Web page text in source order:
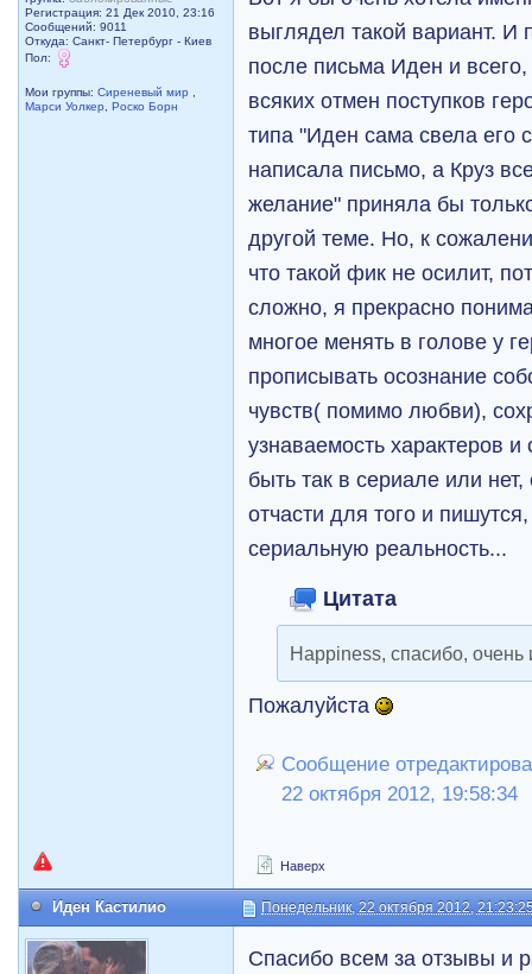
Регистрация: 21 Дек 2010, 23:16
Сообщений: 9011
Откуда: Санкт- Петербург - Киев
Пол:
Мои группы:Сиреневый мир
Марси Уолкер
,Роско Борн
выглядел такой вариант. И
после письма Иден и
всяких отмен поступков
типа "Иден сама свела
написала письмо, а Круз
желание" приняла бы
другой теме. Но, к
что такой фик не осилит,
сложно, я прекрасно
многое менять в голове у
прописывать осознание
чувств( помимо любви),
узнаваемость характеров
быть так в сериале или
отчасти для того и
сериальную реальность...
Цитата
Happiness, спасибо, очень
Пожалуйста
Сообщение
22 октября 2012, 19:58:34
Наверх
Иден Кастилио Понедельник, 22 октября 2012,
Спасибо всем за отзывы и